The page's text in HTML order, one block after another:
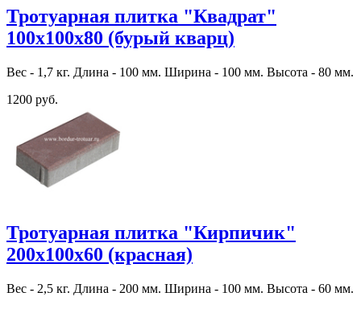
Тротуарная плитка "Квадрат"
100х100х80 (бурый кварц)
Вес - 1,7 кг. Длина - 100 мм. Ширина - 100 мм. Высота - 80 мм.
1200 руб.
Тротуарная плитка "Кирпичик"
200х100х60 (красная)
Вес - 2,5 кг. Длина - 200 мм. Ширина - 100 мм. Высота - 60 мм.